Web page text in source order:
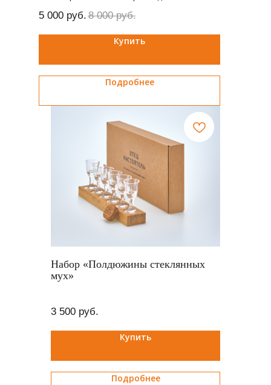
онлайн-кинотеатра PREMIER
5 000 руб. 8 000 руб.
Купить
Подробнее
Набор «Полдюжины стеклянных
мух»
3 500 руб.
Купить
Подробнее